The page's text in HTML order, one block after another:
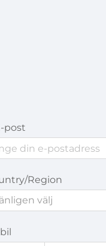
post
Region
välj